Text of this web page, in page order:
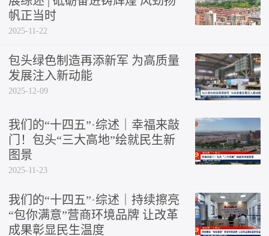
帆正当时
2025-11-22
包头绿色制造再添新军 为高质量
发展注入新动能
2025-12-09
我们的“十四五”·综述｜幸福来敲
门！包头“三大高地”绘就民生新
图景
2025-11-23
我们的“十四五”·综述｜持续擦亮
“包你满意”营商环境品牌 让改革
成果彰显民生温度